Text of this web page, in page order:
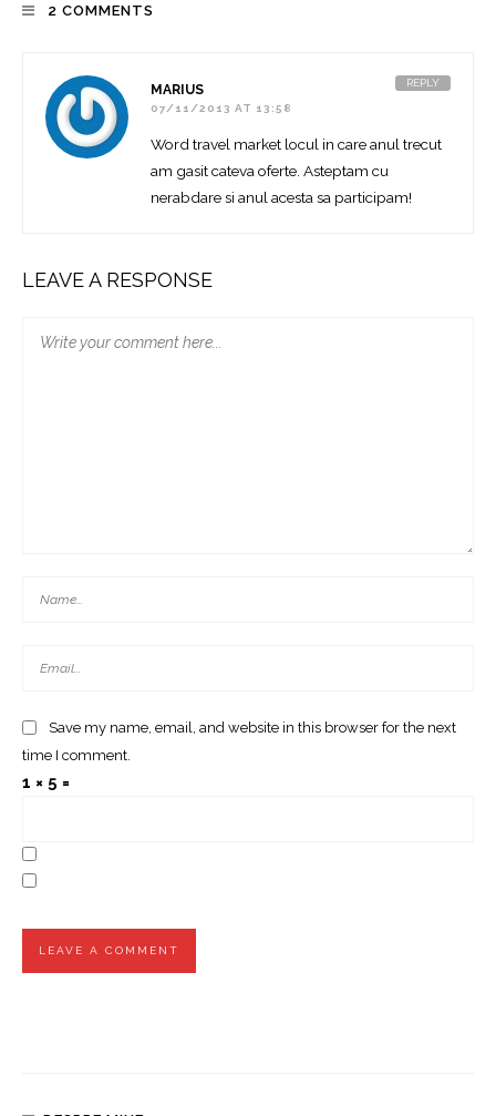
2 COMMENTS
MARIUS
07/11/2013 AT 13:58
Word travel market locul in care anul trecut
am gasit cateva oferte. Asteptam cu
nerabdare si anul acesta sa participam!
REPLY
LEAVE A RESPONSE
Save my name, email, and website in this browser for the next
time I comment.
1 × 5 =